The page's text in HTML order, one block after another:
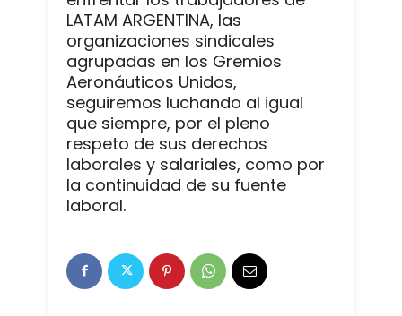
LATAM ARGENTINA, las
organizaciones sindicales
agrupadas en los Gremios
Aeronáuticos Unidos,
seguiremos luchando al igual
que siempre, por el pleno
respeto de sus derechos
laborales y salariales, como por
la continuidad de su fuente
laboral.